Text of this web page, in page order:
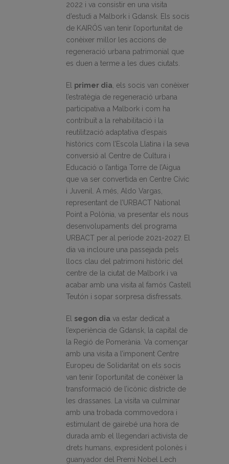
2022 i va consistir en una visita
d’estudi a Malbork i Gdansk. Els socis
de KAIRÓS van tenir l’oportunitat de
conèixer millor les accions de
regeneració urbana patrimonial que
es duen a terme a les dues ciutats.
El primer dia , els socis van conèixer
l’estratègia de regeneració urbana
participativa a Malbork i com ha
contribuït a la rehabilitació i la
reutilització adaptativa d’espais
històrics com l’Escola Llatina i la seva
conversió al Centre de Cultura i
Educació o l’antiga Torre de l’Aigua
que va ser convertida en Centre Cívic
i Juvenil. A més, Aldo Vargas,
representant de l’URBACT National
Point a Polònia, va presentar els nous
desenvolupaments del programa
URBACT per al període 2021-2027. El
dia va incloure una passejada pels
llocs clau del patrimoni històric del
centre de la ciutat de Malbork i va
acabar amb una visita al famós Castell
Teutón i sopar sorpresa disfressats.
El segon dia va estar dedicat a
l’experiència de Gdansk, la capital de
la Regió de Pomerània. Va començar
amb una visita a l’imponent Centre
Europeu de Solidaritat on els socis
van tenir l’oportunitat de conèixer la
transformació de l’icònic districte de
les drassanes. La visita va culminar
amb una trobada commovedora i
estimulant de gairebé una hora de
durada amb el llegendari activista de
drets humans, expresident polonès i
guanyador del Premi Nobel Lech